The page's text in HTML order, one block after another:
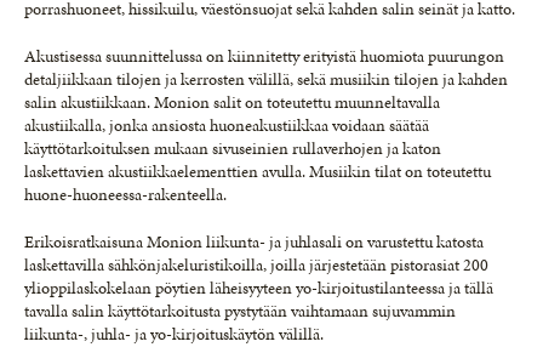
porrashuoneet, hissikuilu, väestönsuojat sekä kahden salin seinät ja katto.
Akustisessa suunnittelussa on kiinnitetty erityistä huomiota puurungon
detaljiikkaan tilojen ja kerrosten välillä, sekä musiikin tilojen ja kahden
salin akustiikkaan. Monion salit on toteutettu muunneltavalla
akustiikalla, jonka ansiosta huoneakustiikkaa voidaan säätää
käyttötarkoituksen mukaan sivuseinien rullaverhojen ja katon
laskettavien akustiikkaelementtien avulla. Musiikin tilat on toteutettu
huone-huoneessa-rakenteella.
Erikoisratkaisuna Monion liikunta- ja juhlasali on varustettu katosta
laskettavilla sähkönjakeluristikoilla, joilla järjestetään pistorasiat 200
ylioppilaskokelaan pöytien läheisyyteen yo-kirjoitustilanteessa ja tällä
tavalla salin käyttötarkoitusta pystytään vaihtamaan sujuvammin
liikunta-, juhla- ja yo-kirjoituskäytön välillä.